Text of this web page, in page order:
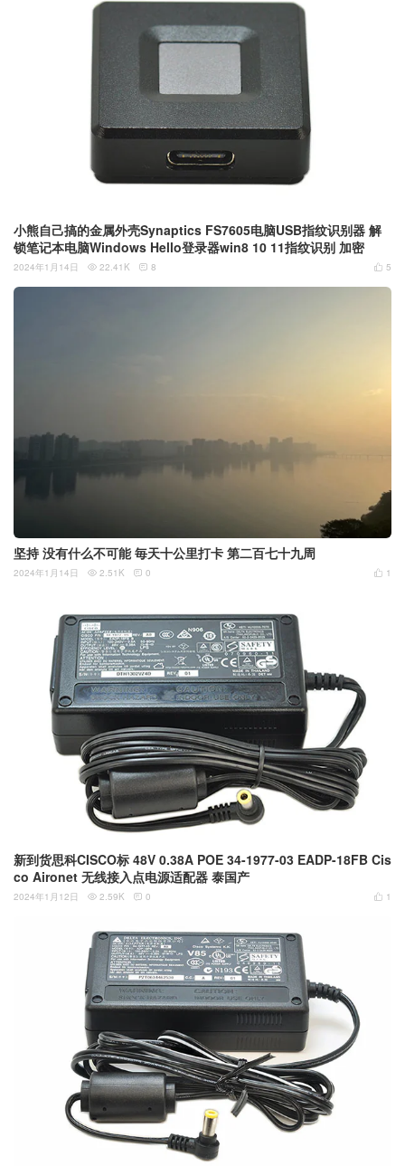
小熊自己搞的金属外壳Synaptics FS7605电脑USB指纹识别器 解
锁笔记本电脑Windows Hello登录器win8 10 11指纹识别 加密
 5
2024年1月14日  22.41K  8
坚持 没有什么不可能 毎天十公里打卡 第二百七十九周
 1
2024年1月14日  2.51K  0
新到货思科CISCO标 48V 0.38A POE 34-1977-03 EADP-18FB Cis
co Aironet 无线接入点电源适配器 泰国产
 1
2024年1月12日  2.59K  0